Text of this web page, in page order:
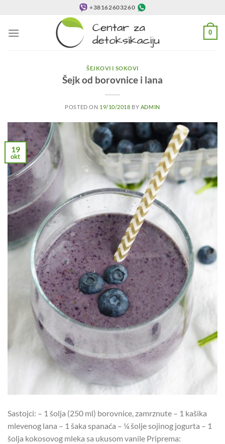
sadržaj
+38162603260
0
ŠEJKOVI I SOKOVI
Šejk od borovnice i lana
POSTED ON 19/10/2018 BY ADMIN
19
okt
Sastojci: – 1 šolja (250 ml) borovnice, zamrznute – 1 kašika
mlevenog lana – 1 šaka spanaća – ¼ šolje sojinog jogurta – 1
šolja kokosovog mleka sa ukusom vanile Priprema: